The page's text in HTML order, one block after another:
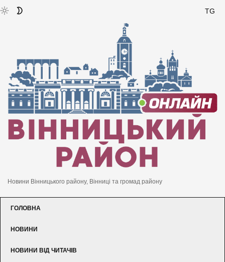
TG
Новини Вінницького району, Вінниці та громад району
ГОЛОВНА
НОВИНИ
НОВИНИ ВІД ЧИТАЧІВ